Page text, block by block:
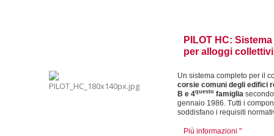
PILOT HC:
per alloggi collettivi
Un sistema completo per il
corsie comuni degli edifici
B e 4questo famiglia
gennaio 1986. Tutti i
soddisfano i requisiti
Più informazioni "